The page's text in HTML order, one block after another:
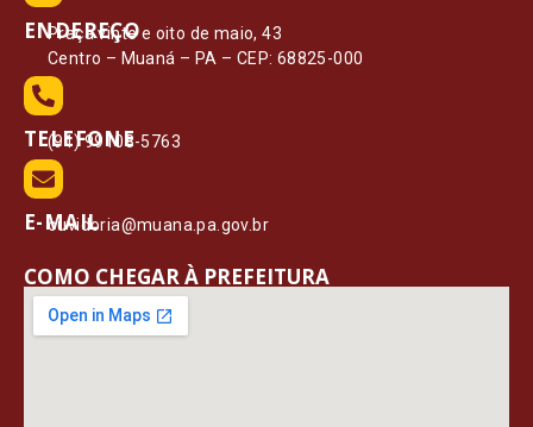
ENDEREÇO
Praça vinte e oito de maio, 43
Centro – Muaná – PA – CEP: 68825-000
TELEFONE
(91) 99108-5763
E-MAIL
ouvidoria@muana.pa.gov.br
COMO CHEGAR À PREFEITURA